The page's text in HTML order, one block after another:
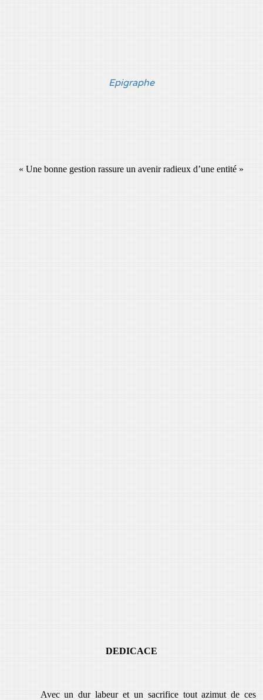
Epigraphe
« Une bonne gestion rassure un avenir radieux d’une entité »
DEDICACE
Avec un dur labeur et un sacrifice tout azimut de ces